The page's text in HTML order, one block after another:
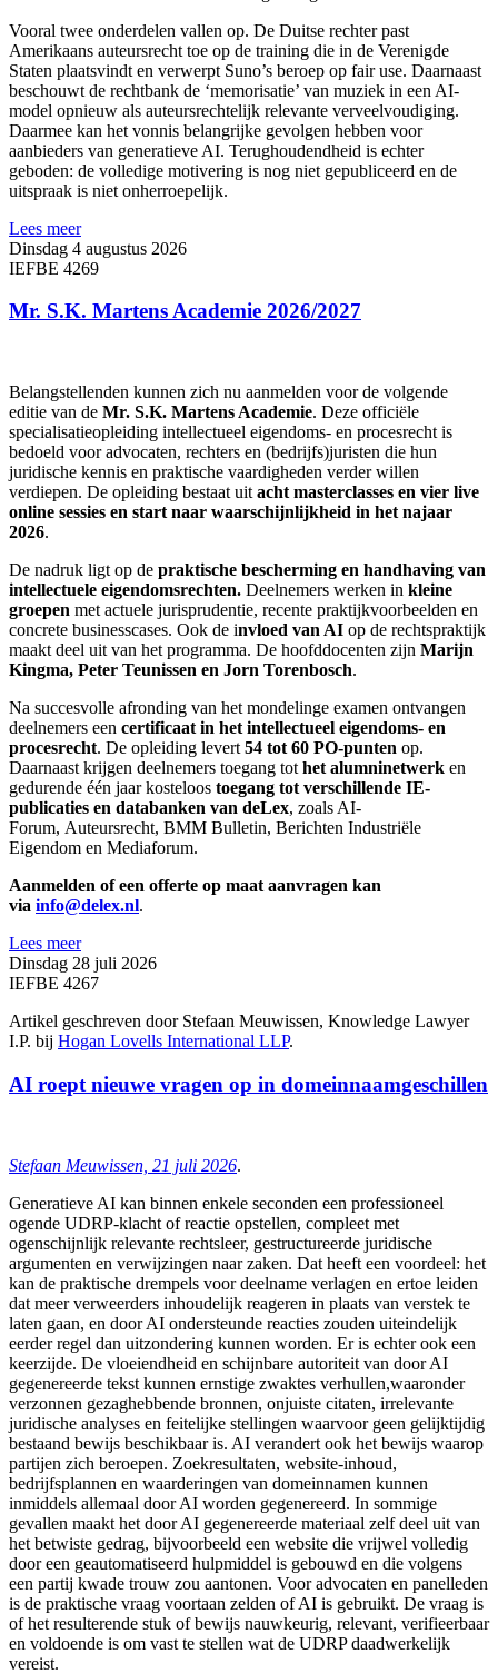
Vooral twee onderdelen vallen op. De Duitse rechter past
Amerikaans auteursrecht toe op de training die in de Verenigde
Staten plaatsvindt en verwerpt Suno’s beroep op fair use. Daarnaast
beschouwt de rechtbank de ‘memorisatie’ van muziek in een AI-
model opnieuw als auteursrechtelijk relevante verveelvoudiging.
Daarmee kan het vonnis belangrijke gevolgen hebben voor
aanbieders van generatieve AI. Terughoudendheid is echter
geboden: de volledige motivering is nog niet gepubliceerd en de
uitspraak is niet onherroepelijk.
Lees meer
Dinsdag 4 augustus 2026
IEFBE 4269
Mr. S.K. Martens Academie 2026/2027
Belangstellenden kunnen zich nu aanmelden voor de volgende
editie van de Mr. S.K. Martens Academie. Deze officiële
specialisatieopleiding intellectueel eigendoms- en procesrecht is
bedoeld voor advocaten, rechters en (bedrijfs)juristen die hun
juridische kennis en praktische vaardigheden verder willen
verdiepen. De opleiding bestaat uit acht masterclasses en vier live
online sessies en start naar waarschijnlijkheid in het najaar
2026.
De nadruk ligt op de praktische bescherming en handhaving van
intellectuele eigendomsrechten. Deelnemers werken in kleine
groepen met actuele jurisprudentie, recente praktijkvoorbeelden en
concrete businesscases. Ook de invloed van AI op de rechtspraktijk
maakt deel uit van het programma. De hoofddocenten zijn Marijn
Kingma, Peter Teunissen en Jorn Torenbosch.
Na succesvolle afronding van het mondelinge examen ontvangen
deelnemers een certificaat in het intellectueel eigendoms- en
procesrecht. De opleiding levert 54 tot 60 PO-punten op.
Daarnaast krijgen deelnemers toegang tot het alumninetwerk en
gedurende één jaar kosteloos toegang tot verschillende IE-
publicaties en databanken van deLex, zoals AI-
Forum, Auteursrecht, BMM Bulletin, Berichten Industriële
Eigendom en Mediaforum.
Aanmelden of een offerte op maat aanvragen kan
via info@delex.nl.
Lees meer
Dinsdag 28 juli 2026
IEFBE 4267
Artikel geschreven door Stefaan Meuwissen, Knowledge Lawyer
I.P. bij Hogan Lovells International LLP.
AI roept nieuwe vragen op in domeinnaamgeschillen
Stefaan Meuwissen, 21 juli 2026.
Generatieve AI kan binnen enkele seconden een professioneel
ogende UDRP-klacht of reactie opstellen, compleet met
ogenschijnlijk relevante rechtsleer, gestructureerde juridische
argumenten en verwijzingen naar zaken. Dat heeft een voordeel: het
kan de praktische drempels voor deelname verlagen en ertoe leiden
dat meer verweerders inhoudelijk reageren in plaats van verstek te
laten gaan, en door AI ondersteunde reacties zouden uiteindelijk
eerder regel dan uitzondering kunnen worden. Er is echter ook een
keerzijde. De vloeiendheid en schijnbare autoriteit van door AI
gegenereerde tekst kunnen ernstige zwaktes verhullen,waaronder
verzonnen gezaghebbende bronnen, onjuiste citaten, irrelevante
juridische analyses en feitelijke stellingen waarvoor geen gelijktijdig
bestaand bewijs beschikbaar is. AI verandert ook het bewijs waarop
partijen zich beroepen. Zoekresultaten, website-inhoud,
bedrijfsplannen en waarderingen van domeinnamen kunnen
inmiddels allemaal door AI worden gegenereerd. In sommige
gevallen maakt het door AI gegenereerde materiaal zelf deel uit van
het betwiste gedrag, bijvoorbeeld een website die vrijwel volledig
door een geautomatiseerd hulpmiddel is gebouwd en die volgens
een partij kwade trouw zou aantonen. Voor advocaten en panelleden
is de praktische vraag voortaan zelden of AI is gebruikt. De vraag is
of het resulterende stuk of bewijs nauwkeurig, relevant, verifieerbaar
en voldoende is om vast te stellen wat de UDRP daadwerkelijk
vereist.